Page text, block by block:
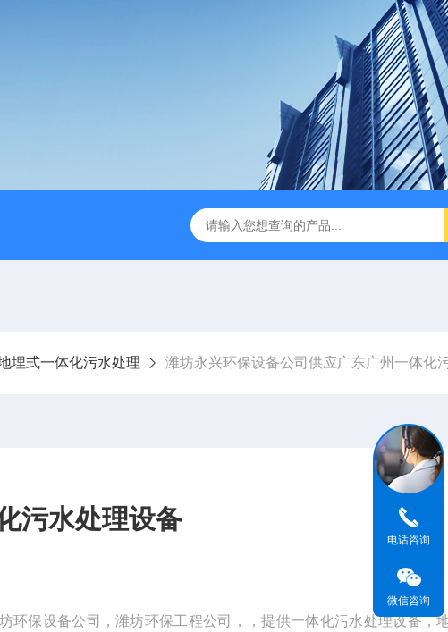
四川成都一体化污水处理设备 电解法次氯酸钠发生器 二氧化氯发
埋式一体化污水处理 潍坊永兴环保设备公司供应广东广州一体化污水处理
污水处理设备
环保设备公司，潍坊环保工程公司，，提供一体化污水处理设备，
电话咨询
微信咨询